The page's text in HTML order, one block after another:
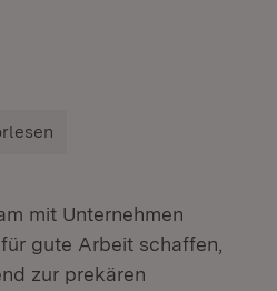
mit Unternehmen
gute Arbeit schaffen,
zur prekären